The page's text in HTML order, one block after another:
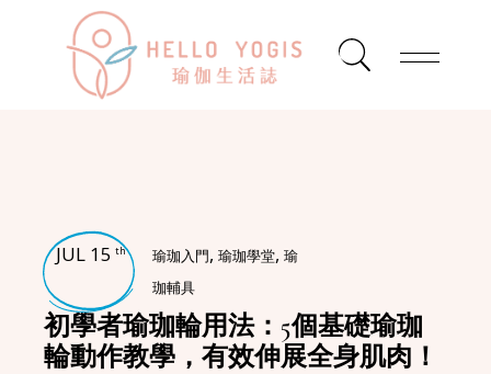
JUL 15 th 瑜珈入門,瑜珈學堂,瑜
珈輔具
初學者瑜珈輪用法：5個基礎瑜珈
輪動作教學，有效伸展全身肌肉！